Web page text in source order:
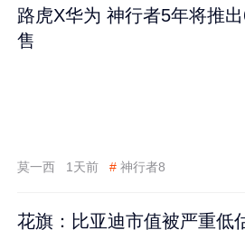
路虎X华为 神行者5年将推
售
莫一西 1天前 # 神行者8
花旗：比亚迪市值被严重低